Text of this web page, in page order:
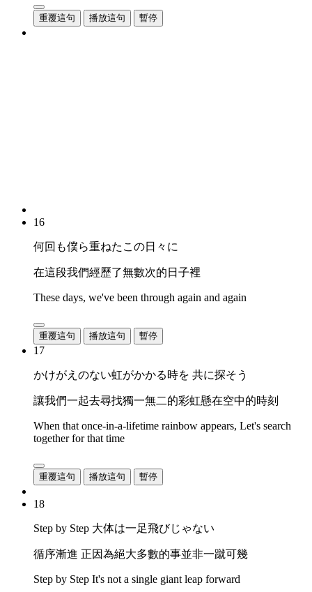
重覆這句 播放這句 暫停
16
何回も僕ら重ねたこの日々に
在這段我們經歷了無數次的日子裡
These days, we've been through again and again
重覆這句 播放這句 暫停
17
かけがえのない虹がかかる時を 共に探そう
讓我們一起去尋找獨一無二的彩虹懸在空中的時刻
When that once-in-a-lifetime rainbow appears, Let's search
together for that time
重覆這句 播放這句 暫停
18
Step by Step 大体は一足飛びじゃない
循序漸進 正因為絕大多數的事並非一蹴可幾
Step by Step It's not a single giant leap forward